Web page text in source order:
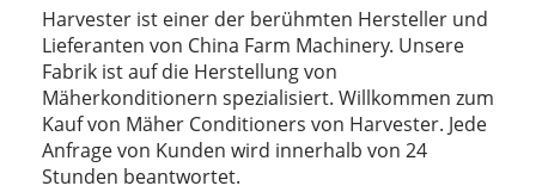
Harvester ist einer der berühmten Hersteller und
Lieferanten von China Farm Machinery. Unsere
Fabrik ist auf die Herstellung von
Mäherkonditionern spezialisiert. Willkommen zum
Kauf von Mäher Conditioners von Harvester. Jede
Anfrage von Kunden wird innerhalb von 24
Stunden beantwortet.